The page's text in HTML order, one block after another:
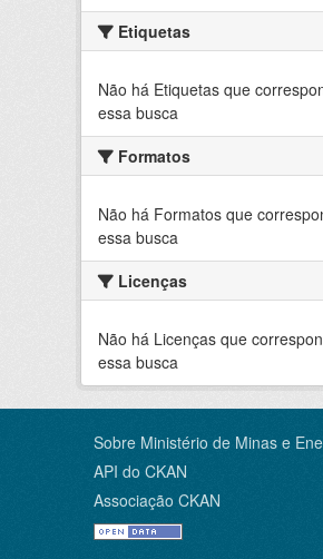
Etiquetas
Não há Etiquetas que
essa busca
Formatos
Não há Formatos que
essa busca
Licenças
Não há Licenças que
essa busca
Sobre Ministério de Minas e
API do CKAN
Associação CKAN